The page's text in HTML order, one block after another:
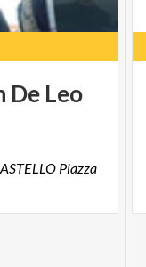
De Leo
Piazza